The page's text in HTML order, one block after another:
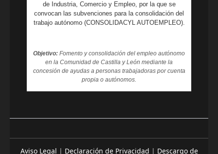
de Industria, Comercio y Empleo, por la que se
convocan las subvenciones para la consolidación del
trabajo autónomo (CONSOLIDACYL AUTOEMPLEO).
Objetivo: Fomento y consolidación del empleo autónomo
en la Comunidad de Castilla y León mediante la
concesión de ayudas a personas trabajadoras por cuenta
propia o autónomos.
Aviso Legal | Declaración de Privacidad | Descargo de